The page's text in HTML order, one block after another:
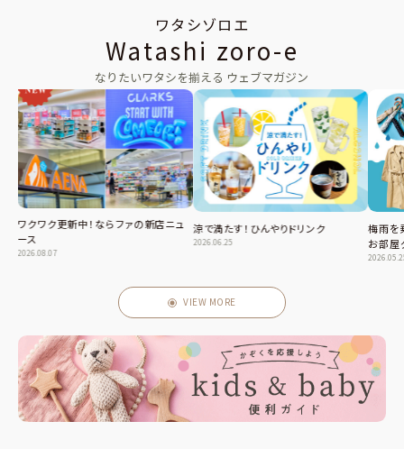
ワタシゾロエ
Watashi zoro-e
なりたいワタシを揃える ウェブマガジン
ワクワク更新中！ならファの新店ニュ
ース
2026.08.07
涼で満たす！ひんやりドリンク
2026.06.25
梅雨を
お部屋
VIEW MORE